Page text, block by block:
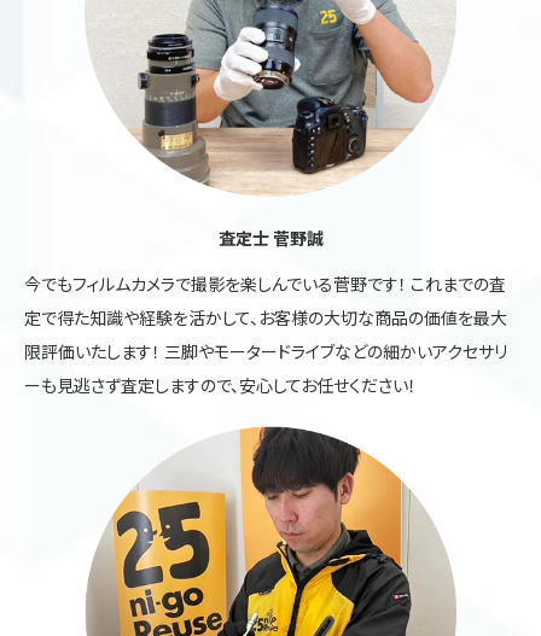
査定士 菅野誠
今でもフィルムカメラで撮影を楽しんでいる菅野です！ これまでの査
定で得た知識や経験を活かして、お客様の大切な商品の価値を最大
限評価いたします！ 三脚やモータードライブなどの細かいアクセサリ
ーも見逃さず査定しますので、安心してお任せください！